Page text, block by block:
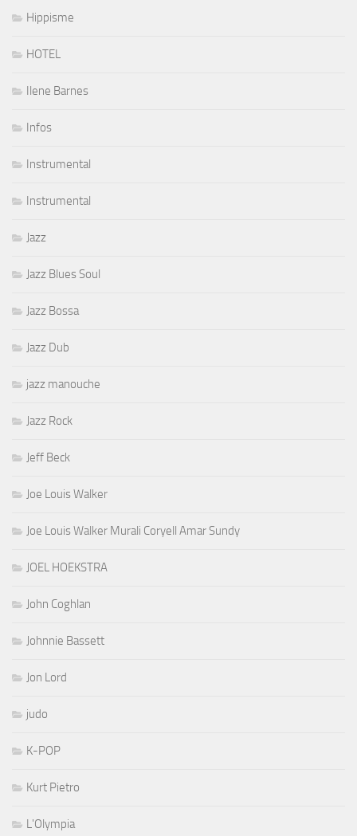
Hippisme
HOTEL
Ilene Barnes
Infos
Instrumental
Instrumental
Jazz
Jazz Blues Soul
Jazz Bossa
Jazz Dub
jazz manouche
Jazz Rock
Jeff Beck
Joe Louis Walker
Joe Louis Walker Murali Coryell Amar Sundy
JOEL HOEKSTRA
John Coghlan
Johnnie Bassett
Jon Lord
judo
K-POP
Kurt Pietro
L'Olympia